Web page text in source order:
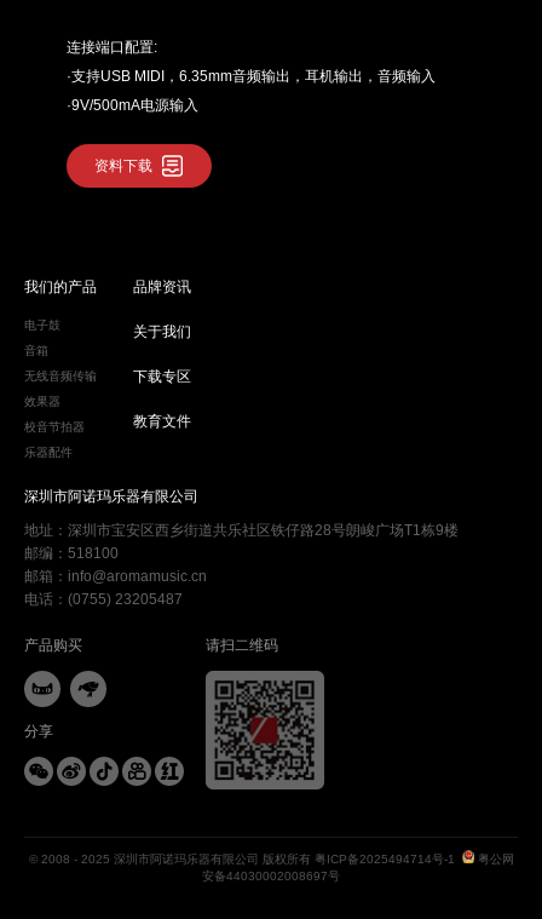
连接端口配置:
·支持USB MIDI，6.35mm音频输出，耳机输出，音频输入
·9V/500mA电源输入
资料下载
我们的产品
电子鼓
音箱
无线音频传输
效果器
校音节拍器
乐器配件
品牌资讯
关于我们
下载专区
教育文件
深圳市阿诺玛乐器有限公司
地址：深圳市宝安区西乡街道共乐社区铁仔路28号朗峻广场T1栋9楼
邮编：518100
邮箱：info@aromamusic.cn
电话：(0755) 23205487
产品购买
 
分享
    
请扫二维码
© 2008 - 2025 深圳市阿诺玛乐器有限公司 版权所有 粤ICP备2025494714号-1
粤公网
安备44030002008697号